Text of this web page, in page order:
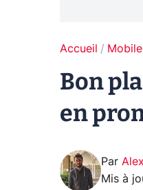
Accueil
Bon
en
Par
Mis à